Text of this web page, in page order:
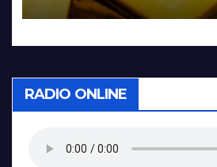
RADIO ONLINE